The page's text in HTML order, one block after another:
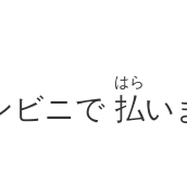
ビニで 払
はら
い